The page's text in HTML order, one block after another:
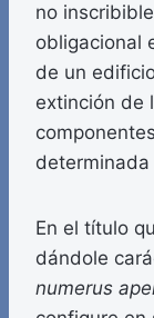
no
obligacional
de un
extinción de
En el título
dándole
numerus